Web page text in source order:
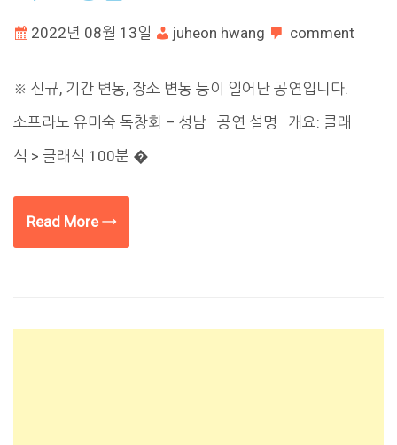
2022년 08월 13일 juheon hwang comment
※ 신규, 기간 변동, 장소 변동 등이 일어난 공연입니다.
소프라노 유미숙 독창회 – 성남 공연 설명 개요: 클래
식 > 클래식 100분 �
Read More →